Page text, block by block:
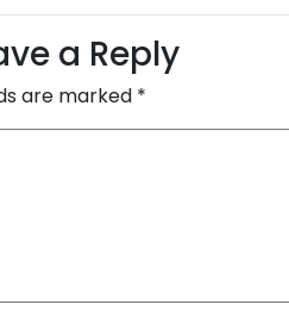
a Reply
are marked *